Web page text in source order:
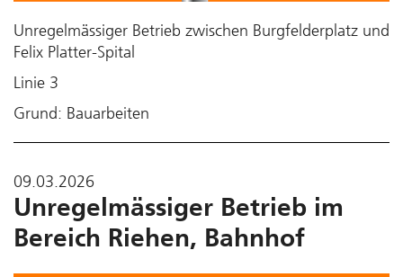
Unregelmässiger Betrieb zwischen Burgfelderplatz und
Felix Platter-Spital
Linie 3
Grund: Bauarbeiten
09.03.2026
Unregelmässiger Betrieb im
Bereich Riehen, Bahnhof